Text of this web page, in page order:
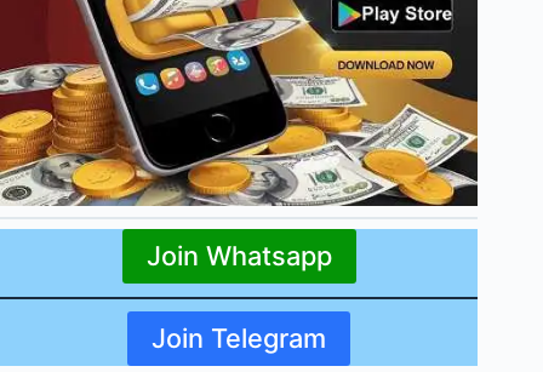
Join Whatsapp
Join Telegram